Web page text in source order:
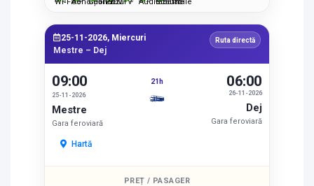
25-11-2026, Miercuri
Mestre – Dej
Ruta directă
09:00
25-11-2026
Mestre
Gara feroviară
Hartă
21h
26-11-2026
06:00
Dej
Gara feroviară
PREȚ / PASAGER